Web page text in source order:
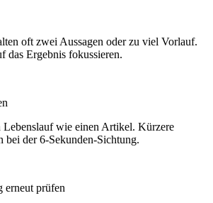
oft zwei Aussagen oder zu viel Vorlauf.
das Ergebnis fokussieren.
Lebenslauf wie einen Artikel. Kürzere
bei der 6-Sekunden-Sichtung.
erneut prüfen